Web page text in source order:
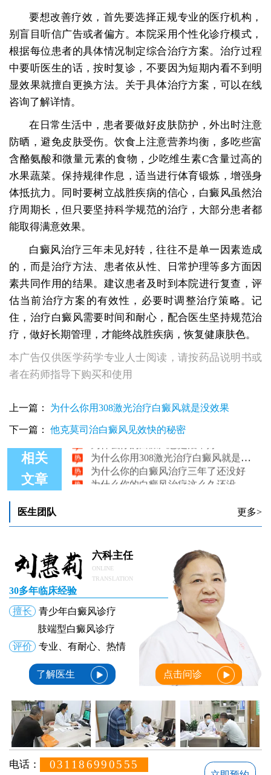
要想改善疗效，首先要选择正规专业的医疗机构，
别盲目听信广告或者偏方。本院采用个性化诊疗模式，
根据每位患者的具体情况制定综合治疗方案。治疗过程
中要听医生的话，按时复诊，不要因为短期内看不到明
显效果就擅自更换方法。关于具体治疗方案，可以在线
咨询了解详情。
在日常生活中，患者要做好皮肤防护，外出时注意
防晒，避免皮肤受伤。饮食上注意营养均衡，多吃些富
含酪氨酸和微量元素的食物，少吃维生素C含量过高的
水果蔬菜。保持规律作息，适当进行体育锻炼，增强身
体抵抗力。同时要树立战胜疾病的信心，白癜风虽然治
疗周期长，但只要坚持科学规范的治疗，大部分患者都
能取得满意效果。
白癜风治疗三年未见好转，往往不是单一因素造成
的，而是治疗方法、患者依从性、日常护理等多方面因
素共同作用的结果。建议患者及时到本院进行复查，评
估当前治疗方案的有效性，必要时调整治疗策略。记
住，治疗白癜风需要时间和耐心，配合医生坚持规范治
疗，做好长期管理，才能终战胜疾病，恢复健康肤色。
本广告仅供医学药学专业人士阅读，请按药品说明书或
者在药师指导下购买和使用
上一篇： 为什么你用308激光治疗白癜风就是没效果
下一篇： 他克莫司治白癜风见效快的秘密
相关
文章
为什么你的白癜风总是治不好
为什么你用308激光治疗白癜风就是没效果
为什么你的白癜风治疗三年了还没好
为什么你的白癜风治疗这么久还没好转
医生团队 更多>
六科主任
ONLINE
TRANSLATION
30多年临床经验
擅长
青少年白癜风诊疗
肢端型白癜风诊疗
评价
专业、有耐心、热情
了解医生 点击问诊
电话： 031186990555